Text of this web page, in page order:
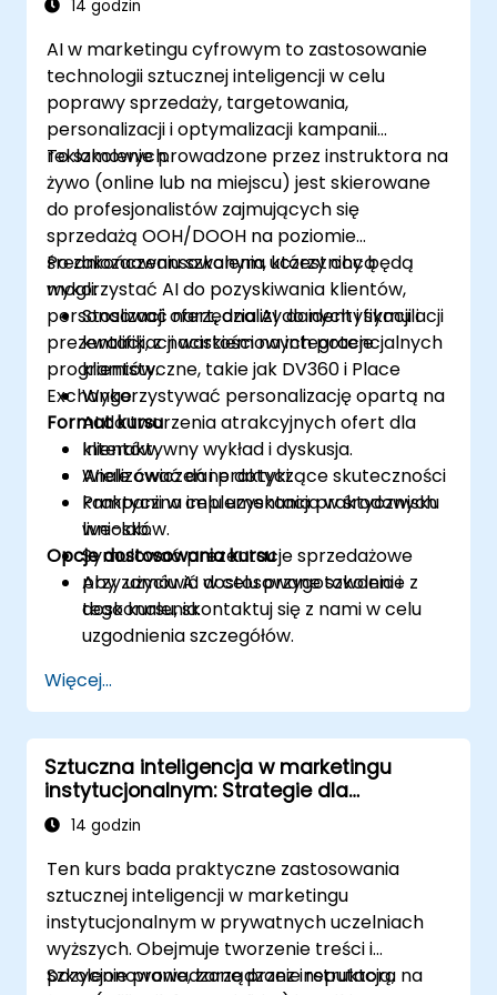
14 godzin
AI w marketingu cyfrowym to zastosowanie
technologii sztucznej inteligencji w celu
poprawy sprzedaży, targetowania,
personalizacji i optymalizacji kampanii
reklamowych.
To szkolenie prowadzone przez instruktora na
żywo (online lub na miejscu) jest skierowane
do profesjonalistów zajmujących się
sprzedażą OOH/DOOH na poziomie
średniozaawansowanym, którzy chcą
wykorzystać AI do pozyskiwania klientów,
personalizacji ofert, analizy danych i symulacji
prezentacji, z naciskiem na integracje
programistyczne, takie jak DV360 i Place
Exchange.
Po zakończeniu szkolenia uczestnicy będą
mogli:
Stosować narzędzia AI do identyfikacji i
kwalifikacji wartościowych potencjalnych
klientów.
Wykorzystywać personalizację opartą na
AI do tworzenia atrakcyjnych ofert dla
klientów.
Analizować dane dotyczące skuteczności
kampanii w celu uzyskania praktycznych
wniosków.
Symulować prezentacje sprzedażowe
przy użyciu AI w celu przygotowania i
doskonalenia.
Format kursu
Interaktywny wykład i dyskusja.
Wiele ćwiczeń i praktyki.
Praktyczna implementacja w środowisku
live-lab.
Opcje dostosowania kursu
Aby zamówić dostosowane szkolenie z
tego kursu, skontaktuj się z nami w celu
uzgodnienia szczegółów.
Więcej...
Sztuczna inteligencja w marketingu
instytucjonalnym: Strategie dla
prywatnych uczelni wyższych
14 godzin
Ten kurs bada praktyczne zastosowania
sztucznej inteligencji w marketingu
instytucjonalnym w prywatnych uczelniach
wyższych. Obejmuje tworzenie treści i
pozycjonowanie, zarządzanie reputacją,
Szkolenie prowadzone przez instruktora na